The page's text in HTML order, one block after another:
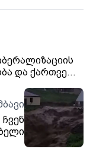
და ქართველი